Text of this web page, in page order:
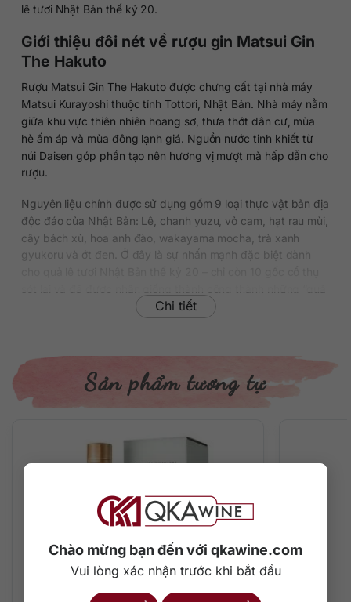
Chào mừng bạn đến với qkawine.com
Vui lòng xác nhận trước khi bắt đầu
lê tươi Nhật Bản thế kỷ 20.
Giới thiệu đôi nét về rượu gin Matsui Gin
The Hakuto
Rượu Matsui Gin The Hakuto được chưng cất tại nhà máy
Matsui Kurayoshi thuộc tỉnh Tottori, Nhật Bản. Nhà máy nằm
giữa khu vực thiên nhiên hoang sơ, thưa thớt dân cư, mùa
hè ấm áp và mùa đông lạnh giá. Nguồn nước tinh khiết từ
núi Daisen góp phần tạo nên hương vị mượt mà hấp dẫn cho
rượu.
Nguyên liệu chính được sử dụng gồm 9 loại thực vật bản địa
độc đáo của Nhật Bản: Lê, chanh yuzu, vỏ cam, hạt rau mùi,
cây bách xù, hoa anh đào, wakayama mocha, trà xanh
gyukoru và ớt đen. Ở đây là sự nhấn mạnh đặc biệt dành
lê thế kỷ 21”. Một loại trái cây điển hình của tỉnh Tottori với vị
Rượu đạt Huy chương đồng tại cuộc thi Rượu vang và Rượu
mạnh San Francisco năm 2020.
Thông tin chi tiết về rượu
Thương hiệu: Matsui Kurayoshi
Phân loại: Gin
Dung tích: 700 ml
Màu sắc: Trong suốt
chế cocktail
Hương vị độc đáo của những “quả lê thế
Chi tiết
Sản phẩm tương tự